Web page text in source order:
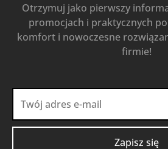
Otrzymuj jako pierwszy
promocjach i praktycznych
komfort i nowoczesne
firmie!